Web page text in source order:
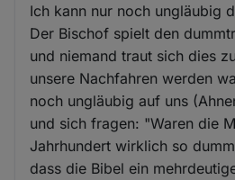
Ich kann nur noch ungläubig
Der Bischof spielt den
und niemand traut sich dies
unsere Nachfahren werden
noch ungläubig auf uns
und sich fragen: "Waren die
Jahrhundert wirklich so
dass die Bibel ein